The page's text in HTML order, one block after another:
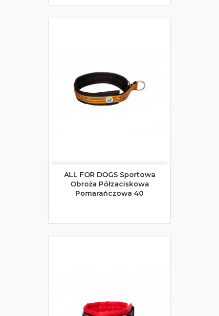
ALL FOR DOGS Sportowa
Obroża Półzaciskowa
Pomarańczowa 40